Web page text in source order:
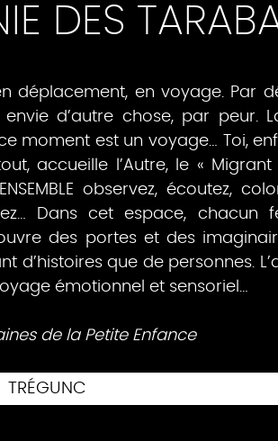
DES
déplacement, en voyage. Par
d’autre chose, par peur.
moment est un voyage… Toi,
accueille l’Autre, le « Migrant
observez, écoutez,
Dans cet espace, chacun
des portes et des
d’histoires que de personnes.
émotionnel et sensoriel…
de la Petite Enfance
TRÉGUNC